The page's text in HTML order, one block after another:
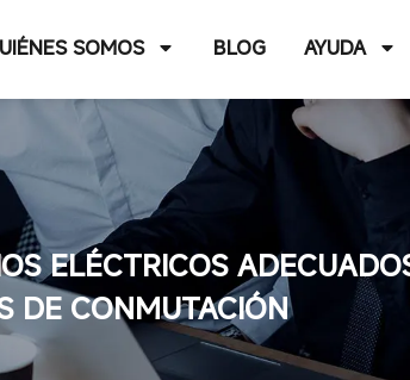
SOMOS BLOG AYUDA
ELÉCTRICOS
DE CONMUTACIÓN